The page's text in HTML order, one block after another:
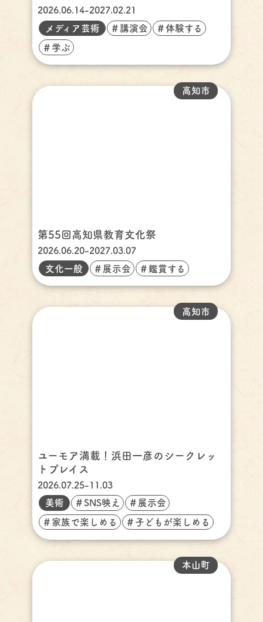
2026.06.14-2027.02.21
メディア芸術
＃講演会 ＃体験する
＃学ぶ
第55回高知県教育文化祭
高知市
2026.06.20-2027.03.07
文化一般
＃展示会 ＃鑑賞する
ユーモア満載！浜田一彦のシークレッ
トプレイス
高知市
2026.07.25-11.03
美術
＃SNS映え ＃展示会
＃家族で楽しめる ＃子どもが楽しめる
本山町